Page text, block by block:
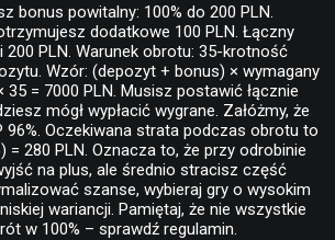
bonus powitalny: 100% do 200 PLN.
dodatkowe 100 PLN. Łączny
200 PLN. Warunek obrotu: 35-krotność
Wzór: (depozyt + bonus) × wymagany
= 7000 PLN. Musisz postawić łącznie
mógł wypłacić wygrane. Załóżmy, że
96%. Oczekiwana strata podczas obrotu to
= 280 PLN. Oznacza to, że przy odrobinie
na plus, ale średnio stracisz część
szanse, wybieraj gry o wysokim
wariancji. Pamiętaj, że nie wszystkie
w 100% – sprawdź regulamin.